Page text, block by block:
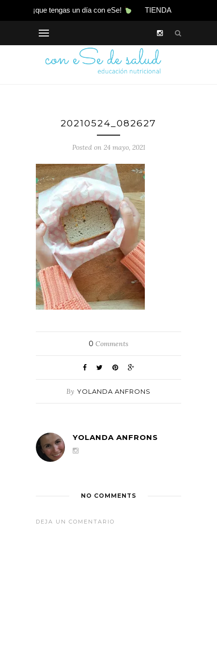
¡que tengas un día con eSe! TIENDA
20210524_082627
Posted on 24 mayo, 2021
0 Comments
By YOLANDA ANFRONS
YOLANDA ANFRONS
NO COMMENTS
DEJA UN COMENTARIO